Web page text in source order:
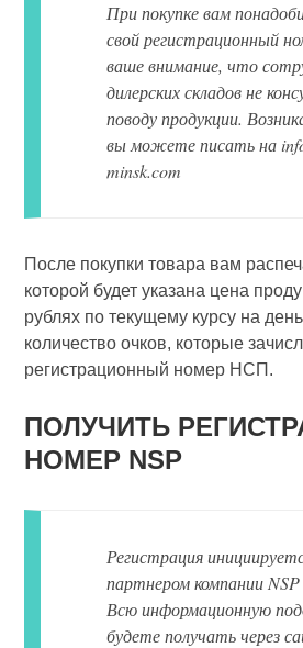
При покупке вам
свой регистрационный
ваше внимание, что
дилерских складов не
поводу продукции.
вы можете писать на
minsk.com
После покупки товара вам
которой будет указана цена
рублях по текущему курсу на
количество очков, которые
регистрационный номер НСП.
ПОЛУЧИТЬ
НОМЕР NSP
Регистрация
партнером компании
Всю информационную
будете получать через